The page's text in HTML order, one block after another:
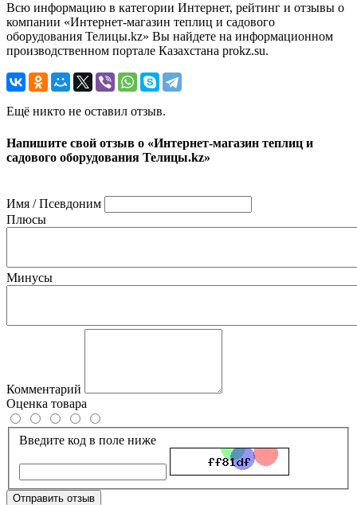
Всю информацию в категории Интернет, рейтинг и отзывы о
компании «Интернет-магазин теплиц и садового
оборудования Телицы.kz» Вы найдете на информационном
производственном портале Казахстана prokz.su.
Ещё никто не оставил отзыв.
Напишите свой отзыв о «Интернет-магазин теплиц и
садового оборудования Телицы.kz»
Имя / Псевдоним
Плюсы
Минусы
Комментарий
Оценка товара
Введите код в поле ниже
Отправить отзыв